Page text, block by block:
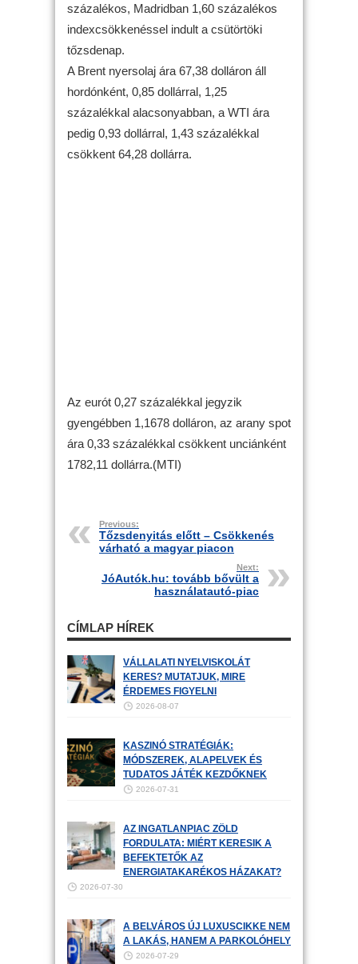
százalékos, Madridban 1,60 százalékos
indexcsökkenéssel indult a csütörtöki
tőzsdenap.
A Brent nyersolaj ára 67,38 dolláron áll
hordónként, 0,85 dollárral, 1,25
százalékkal alacsonyabban, a WTI ára
pedig 0,93 dollárral, 1,43 százalékkal
csökkent 64,28 dollárra.
Az eurót 0,27 százalékkal jegyzik
gyengébben 1,1678 dolláron, az arany spot
ára 0,33 százalékkal csökkent unciánként
1782,11 dollárra.(MTI)
Previous:
Tőzsdenyitás előtt – Csökkenés
várható a magyar piacon
Next:
JóAutók.hu: tovább bővült a
használatautó-piac
CÍMLAP HÍREK
VÁLLALATI NYELVISKOLÁT
KERES? MUTATJUK, MIRE
ÉRDEMES FIGYELNI
2026-08-07
KASZINÓ STRATÉGIÁK:
MÓDSZEREK, ALAPELVEK ÉS
TUDATOS JÁTÉK KEZDŐKNEK
2026-07-31
AZ INGATLANPIAC ZÖLD
FORDULATA: MIÉRT KERESIK A
BEFEKTETŐK AZ
ENERGIATAKARÉKOS HÁZAKAT?
2026-07-30
A BELVÁROS ÚJ LUXUSCIKKE NEM
A LAKÁS, HANEM A PARKOLÓHELY
2026-07-29